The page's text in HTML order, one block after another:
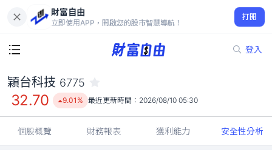
財富自由
立即使用APP，開啟您的股市智慧導航！
打開
登入
32.70
9.01%
穎台科技 6775
32.70 9.01% 最近更新時間： 2026/08/10 05:30
個股概覽 財務報表 獲利能力 安全性分析